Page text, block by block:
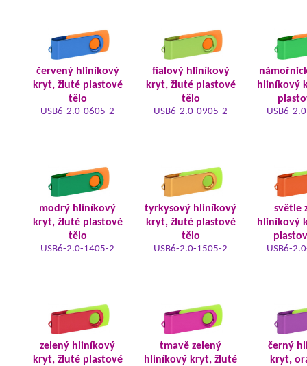
červený hliníkový
kryt, žluté plastové
tělo
USB6-2.0-0605-2
fialový hliníkový
kryt, žluté plastové
tělo
USB6-2.0-0905-2
hliníkový
USB6-
modrý hliníkový
kryt, žluté plastové
tělo
USB6-2.0-1405-2
tyrkysový hliníkový
kryt, žluté plastové
tělo
USB6-2.0-1505-2
světle
hliníkový
USB6-
zelený hliníkový
kryt, žluté plastové
tmavě zelený
hliníkový kryt, žluté
černý
kryt,